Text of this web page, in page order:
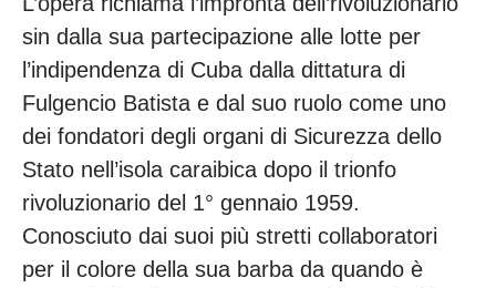
sin dalla sua partecipazione alle lotte per
l’indipendenza di Cuba dalla dittatura di
Fulgencio Batista e dal suo ruolo come uno
dei fondatori degli organi di Sicurezza dello
Stato nell’isola caraibica dopo il trionfo
rivoluzionario del 1° gennaio 1959.
Conosciuto dai suoi più stretti collaboratori
per il colore della sua barba da quando è